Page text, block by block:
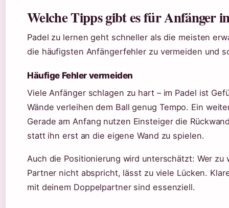
Welche Tipps gibt es für Anfänger
Padel zu lernen geht schneller als die meisten
die häufigsten Anfängerfehler zu vermeiden und
Häufige Fehler vermeiden
Viele Anfänger schlagen zu hart – im Padel ist
Wände verleihen dem Ball genug Tempo. Ein
Gerade am Anfang nutzen Einsteiger die
statt ihn erst an die eigene Wand zu spielen.
Auch die Positionierung wird unterschätzt: Wer
Partner nicht abspricht, lässt zu viele Lücken.
mit deinem Doppelpartner sind essenziell.